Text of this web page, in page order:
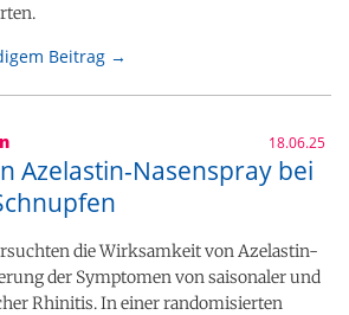
Beitrag →
18.06.25
Azelastin-Nasenspray bei
die Wirksamkeit von Azelastin-
der Symptomen von saisonaler und
Rhinitis. In einer randomisierten